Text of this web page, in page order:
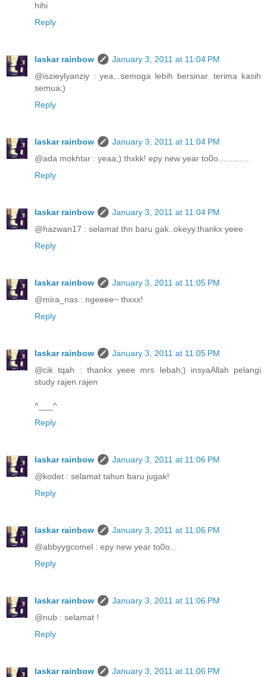
hihi
Reply
laskar rainbow
January 3, 2011 at 11:04 PM
@iszieylyanziy : yea...semoga lebih bersinar. terima kasih
semua;)
Reply
laskar rainbow
January 3, 2011 at 11:04 PM
@ada mokhtar : yeaa;) thxkk! epy new year to0o.............
Reply
laskar rainbow
January 3, 2011 at 11:04 PM
@hazwan17 : selamat thn baru gak..okeyy.thankx yeee
Reply
laskar rainbow
January 3, 2011 at 11:05 PM
@mira_nas : ngeeee~ thxxx!
Reply
laskar rainbow
January 3, 2011 at 11:05 PM
@cik tqah : thankx yeee mrs lebah;) insyaAllah pelangi
study rajen rajen
^___^
Reply
laskar rainbow
January 3, 2011 at 11:06 PM
@kodet : selamat tahun baru jugak!
Reply
laskar rainbow
January 3, 2011 at 11:06 PM
@abbyygcomel : epy new year to0o...
Reply
laskar rainbow
January 3, 2011 at 11:06 PM
@nub : selamat !
Reply
laskar rainbow
January 3, 2011 at 11:06 PM